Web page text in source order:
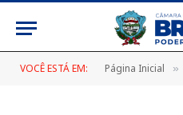
VOCÊ ESTÁ EM: Página Inicial »